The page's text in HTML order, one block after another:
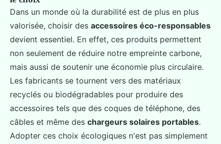
Dans un monde où la durabilité est de plus en plus
valorisée, choisir des accessoires éco-responsables
devient essentiel. En effet, ces produits permettent
non seulement de réduire notre empreinte carbone,
mais aussi de soutenir une économie plus circulaire.
Les fabricants se tournent vers des matériaux
recyclés ou biodégradables pour produire des
accessoires tels que des coques de téléphone, des
câbles et même des chargeurs solaires portables.
Adopter ces choix écologiques n'est pas simplement